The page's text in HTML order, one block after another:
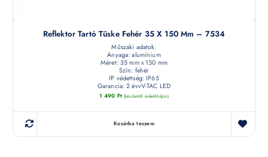
Reflektor Tartó Tüske Fehér 35 X 150 Mm – 7534
Műszaki adatok:
Anyaga: alumínium
Méret: 35 mm x 150 mm
Szín: fehér
IP védettség: IP65
Garancia: 2 évvV-TAC LED
1 490 Ft (készletről érdeklődjön)
Kosárba teszem